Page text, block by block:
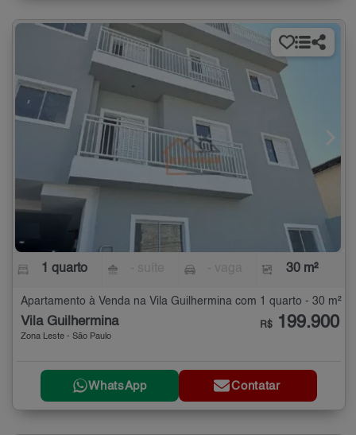
1 quarto 30 m²
Apartamento à Venda na Vila Guilhermina com 1 quarto - 30 m²
Vila Guilhermina
Zona Leste - São Paulo
R$ 199.900
WhatsApp Contatar